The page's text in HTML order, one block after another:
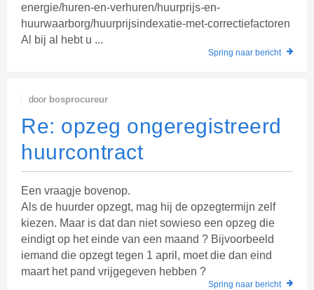
energie/huren-en-verhuren/huurprijs-en-
huurwaarborg/huurprijsindexatie-met-correctiefactoren
Al bij al hebt u ...
Spring naar bericht
door bosprocureur
Re: opzeg ongeregistreerd
huurcontract
Een vraagje bovenop.
Als de huurder opzegt, mag hij de opzegtermijn zelf
kiezen. Maar is dat dan niet sowieso een opzeg die
eindigt op het einde van een maand ? Bijvoorbeeld
iemand die opzegt tegen 1 april, moet die dan eind
maart het pand vrijgegeven hebben ?
Spring naar bericht